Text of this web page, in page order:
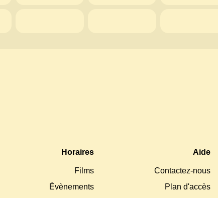
Horaires
Films
Évènements
Aide
Contactez-nous
Plan d'accès